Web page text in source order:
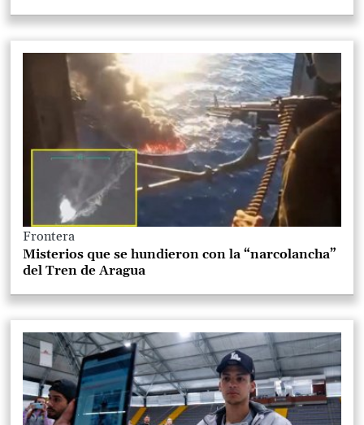
Frontera
Misterios que se hundieron con la “narcolancha”
del Tren de Aragua